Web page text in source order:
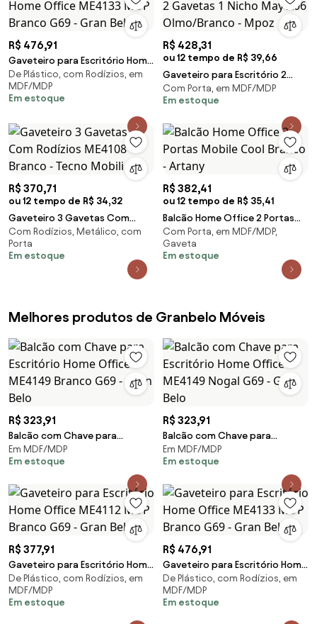
R$ 476,91
Gaveteiro para Escritório Home
Office ME4133 MDP Branco G69
- Gran Belo
De Plástico, com Rodízios, em
MDF/MDP
Em estoque
R$ 428,31
ou 12 tempo de R$ 39,66
Gaveteiro para Escritório 2
Gavetas 1 Nicho May A06
Olmo/Branco - Mpoz
Com Porta, em MDF/MDP
Em estoque
R$ 370,71
ou 12 tempo de R$ 34,32
Gaveteiro 3 Gavetas Com
Rodízios ME4108 Branco - Tecno
Mobili
Com Rodízios, Metálico, com
Porta
Em estoque
R$ 382,41
ou 12 tempo de R$ 35,41
Balcão Home Office 2 Portas
Mobile Cool Branco - Artany
Com Porta, em MDF/MDP,
Gaveta
Em estoque
Melhores produtos de Granbelo Móveis
R$ 323,91
Balcão com Chave para
Escritório Home Office ME4149
Branco G69 - Gran Belo
Em MDF/MDP
Em estoque
R$ 323,91
Balcão com Chave para
Escritório Home Office ME4149
Nogal G69 - Gran Belo
Em MDF/MDP
Em estoque
R$ 377,91
Gaveteiro para Escritório Home
Office ME4112 MDP Branco G69
- Gran Belo
De Plástico, com Rodízios, em
MDF/MDP
Em estoque
R$ 476,91
Gaveteiro para Escritório Home
Office ME4133 MDP Branco G69
- Gran Belo
De Plástico, com Rodízios, em
MDF/MDP
Em estoque